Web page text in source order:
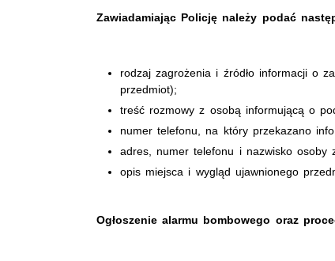
Zawiadamiając Policję należy podać
rodzaj zagrożenia i źródło informacji o
przedmiot);
treść rozmowy z osobą informującą o
numer telefonu, na który przekazano
adres, numer telefonu i nazwisko osoby
opis miejsca i wygląd ujawnionego
Ogłoszenie alarmu bombowego oraz